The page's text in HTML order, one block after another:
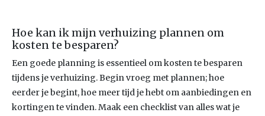
Hoe kan ik mijn verhuizing plannen om
kosten te besparen?
Een goede planning is essentieel om kosten te besparen
tijdens je verhuizing. Begin vroeg met plannen; hoe
eerder je begint, hoe meer tijd je hebt om aanbiedingen en
kortingen te vinden. Maak een checklist van alles wat je